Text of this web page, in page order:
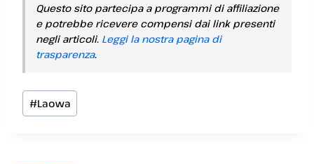
Questo sito partecipa a programmi di affiliazione
e potrebbe ricevere compensi dai link presenti
negli articoli. Leggi la nostra pagina di
trasparenza.
Tag
articolo:
#Laowa